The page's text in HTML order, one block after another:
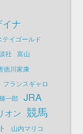
ナ
テイゴールド
社 富山
徳川家康
フランスギャロ
一郎 JRA
オン 競馬
山内マリコ